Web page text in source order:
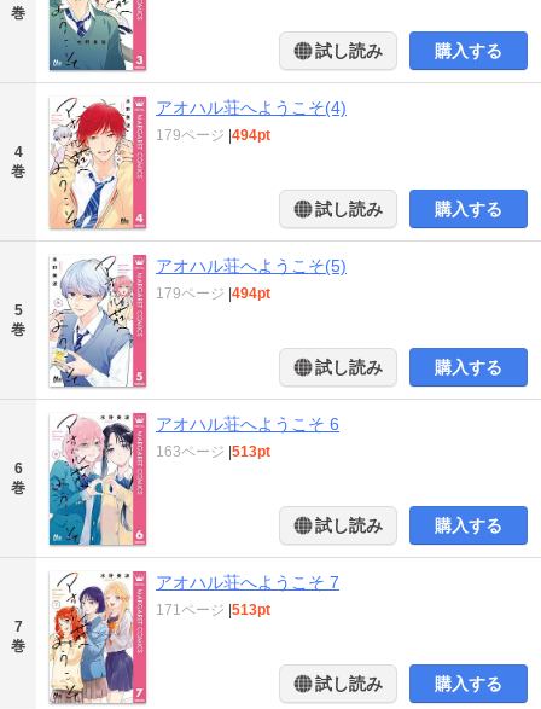
巻
試し読み 購入する
4
巻
アオハル荘へようこそ(4)
179ページ 494pt
試し読み 購入する
5
巻
アオハル荘へようこそ(5)
179ページ 494pt
試し読み 購入する
6
巻
アオハル荘へようこそ 6
163ページ 513pt
試し読み 購入する
7
巻
アオハル荘へようこそ 7
171ページ 513pt
試し読み 購入する